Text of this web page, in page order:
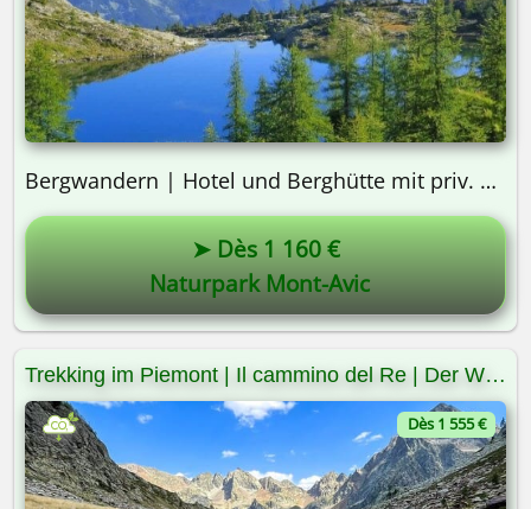
Bergwandern | Hotel und Berghütte mit priv. Bad | 7 Tage
➤ Dès 1 160 €
Naturpark Mont-Avic
Trekking im Piemont | Il cammino del Re | Der Weg des Königs
Dès 1 555 €